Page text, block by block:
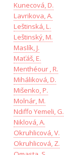
Kunecová, D.
Lavrikova, A.
Leštinská, L.
Leštinský, M.
Maslík, J.
Maťáš, E.
Menthéour , R.
Miháliková, D.
Mišenko, P.
Molnár, M.
Ndiffo Yemeli, G.
Niklová, A.
Okruhlicová, V.
Okruhlicová, Z.